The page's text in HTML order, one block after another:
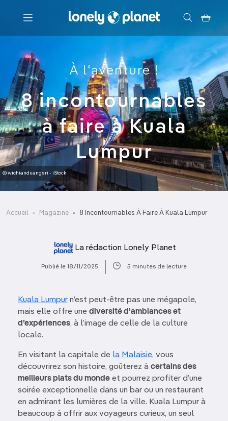
Menu
Votre recherche
À l'aventure !
8 incontournables
à faire à Kuala
Lumpur
© wichianduangsri - iStock
Accueil Magazine 8 Incontournables À Faire À Kuala Lumpur
La rédaction Lonely Planet
Publié le 18/11/2025 5 minutes de lecture
Kuala Lumpur n’est peut-être pas une mégapole,
mais elle offre une diversité d’ambiances et
d’expériences, à l’image de celle de la culture
locale.
En visitant la capitale de la Malaisie, vous
découvrirez son histoire, goûterez à certains des
meilleurs plats du monde et pourrez profiter d’une
soirée exceptionnelle dans un bar ou un restaurant
en admirant les lumières de la ville. Kuala Lumpur à
beaucoup à offrir aux voyageurs curieux, un seul